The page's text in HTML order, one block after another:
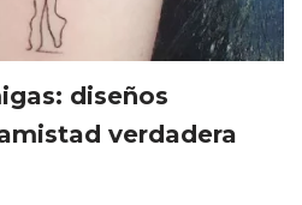
diseños
verdadera